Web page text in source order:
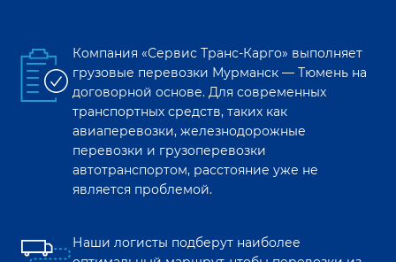
Компания «Сервис Транс-Карго» выполняет
грузовые перевозки Мурманск —Тюмень на
договорной основе. Для современных
транспортных средств, таких как
авиаперевозки, железнодорожные
перевозки и грузоперевозки
автотранспортом, расстояние уже не
является проблемой.
Наши логисты подберут наиболее